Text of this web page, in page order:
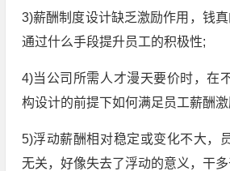
3)薪酬制度设计缺乏激励作用，钱
通过什么手段提升员工的积极性;
4)当公司所需人才漫天要价时，在
构设计的前提下如何满足员工薪酬
5)浮动薪酬相对稳定或变化不大，
无关，好像失去了浮动的意义，干